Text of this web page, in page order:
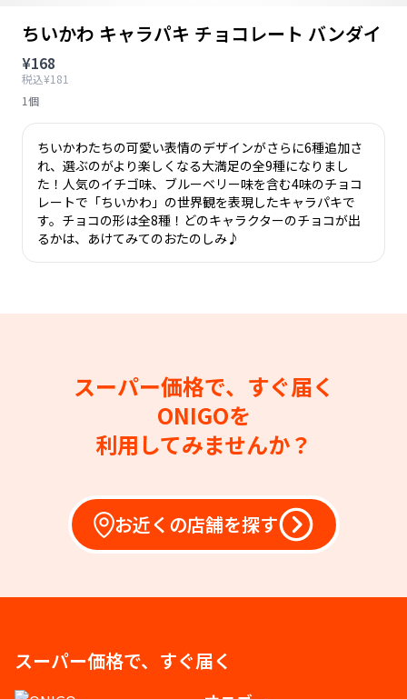
ちいかわ キャラパキ チョコレート バンダイ
¥168
税込¥181
1個
ちいかわたちの可愛い表情のデザインがさらに6種追加さ
れ、選ぶのがより楽しくなる大満足の全9種になりまし
た！人気のイチゴ味、ブルーベリー味を含む4味のチョコ
レートで「ちいかわ」の世界観を表現したキャラパキで
す。チョコの形は全8種！どのキャラクターのチョコが出
るかは、あけてみてのおたのしみ♪
スーパー価格で、すぐ届く
ONIGOを
利用してみませんか？
お近くの店舗を探す
スーパー価格で、すぐ届く